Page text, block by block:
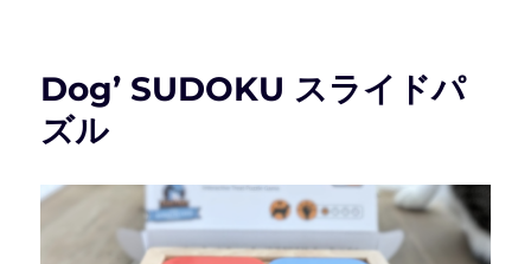
Dog’ SUDOKU スライドパ
ズル